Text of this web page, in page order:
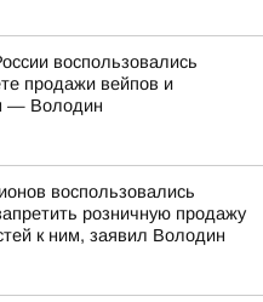
воспользовались
продажи вейпов и
— Володин
воспользовались
розничную продажу
к ним, заявил Володин